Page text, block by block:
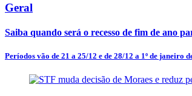
Geral
Saiba quando será o recesso de fim de ano
Períodos vão de 21 a 25/12 e de 28/12 a 1º de janeiro